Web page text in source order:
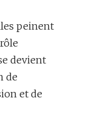
peinent
devient
de
et de